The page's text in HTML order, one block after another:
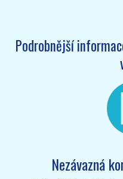
Podrobnější
Nezávazná